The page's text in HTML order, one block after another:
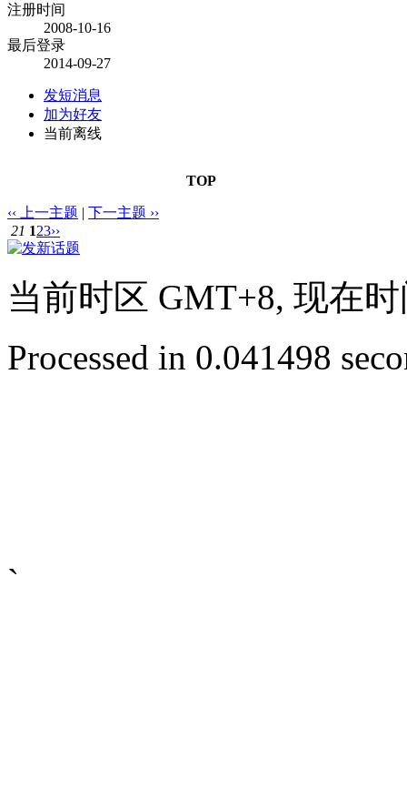
注册时间
2008-10-16
最后登录
2014-09-27
发短消息
加为好友
当前离线
TOP
‹‹ 上一主题 | 下一主题 ››
21 123››
当前时区 GMT+8, 现在
Processed in 0.041498
`